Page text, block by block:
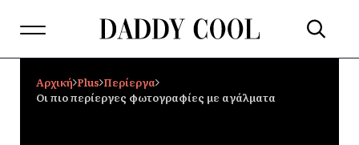
Αρχική Plus Περίεργα
Οι πιο περίεργες φωτογραφίες με αγάλματα